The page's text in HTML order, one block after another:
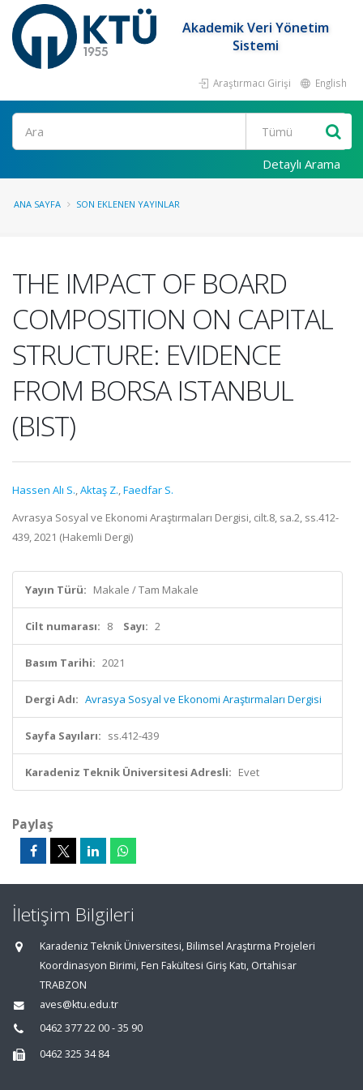
Akademik Veri Yönetim
Sistemi
Araştırmacı Girişi English
Ara
Detaylı Arama
ANA SAYFA SON EKLENEN YAYINLAR
THE IMPACT OF BOARD
COMPOSITION ON CAPITAL
STRUCTURE: EVIDENCE
FROM BORSA ISTANBUL
(BIST)
Hassen Alı S.,Aktaş Z.,Faedfar S.
Avrasya Sosyal ve Ekonomi Araştırmaları Dergisi, cilt.8, sa.2, ss.412-
439, 2021 (Hakemli Dergi)
Yayın Türü: Makale / Tam Makale
Cilt numarası: 8 Sayı: 2
Basım Tarihi: 2021
Dergi Adı: Avrasya Sosyal ve Ekonomi Araştırmaları Dergisi
Sayfa Sayıları: ss.412-439
Karadeniz Teknik Üniversitesi Adresli: Evet
Paylaş
İletişim Bilgileri
Karadeniz Teknik Üniversitesi, Bilimsel Araştırma Projeleri
Koordinasyon Birimi, Fen Fakültesi Giriş Katı, Ortahisar
TRABZON
aves@ktu.edu.tr
0462 377 22 00 - 35 90
0462 325 34 84